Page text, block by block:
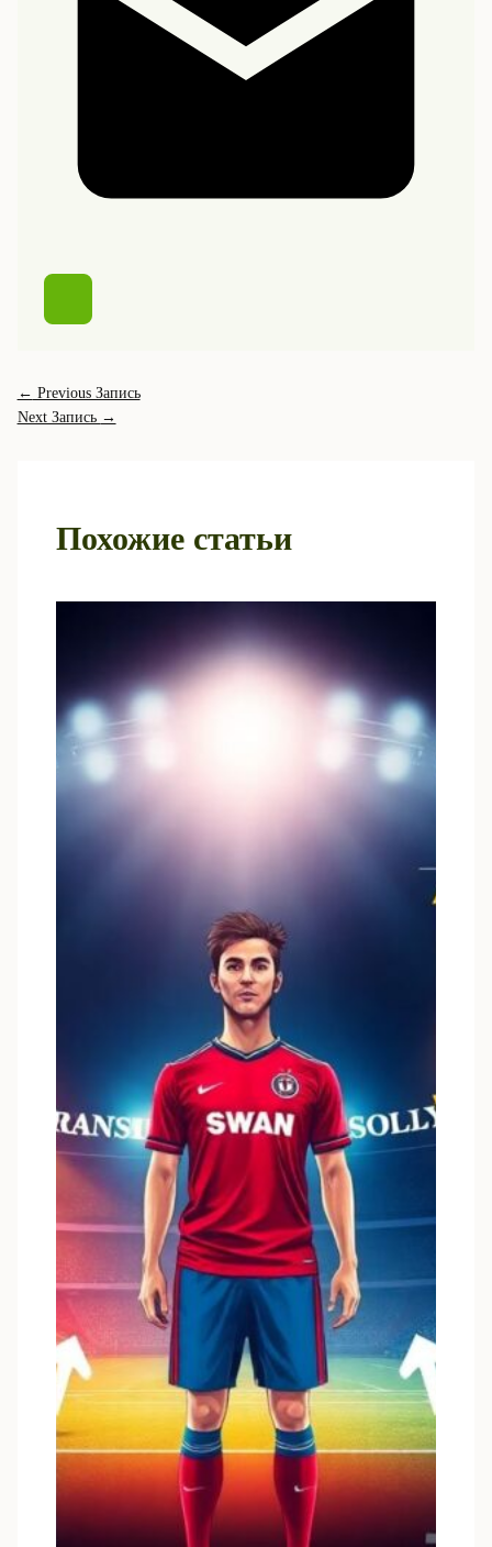
← Previous Запись
Next Запись →
Похожие статьи